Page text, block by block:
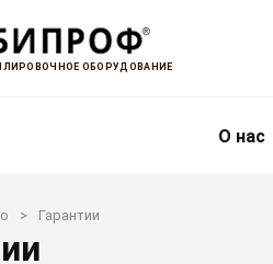
ОБОРУДОВАНИЕ
О нас
Гарантии